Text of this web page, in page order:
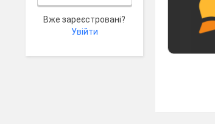
Вже зареєстровані?
Увійти